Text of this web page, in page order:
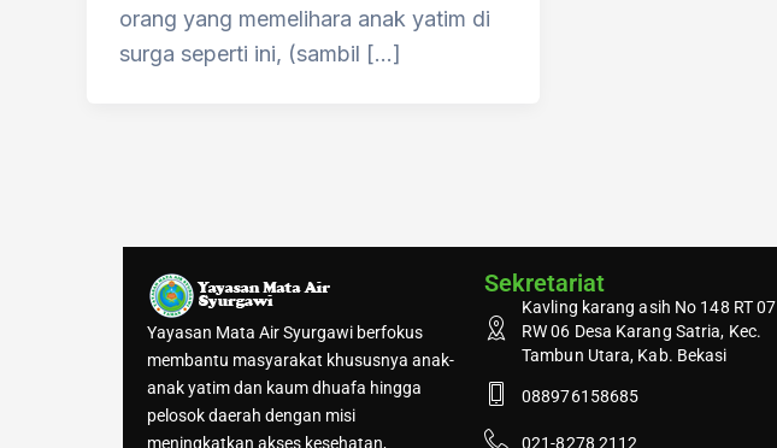
orang yang memelihara anak yatim di
surga seperti ini, (sambil […]
Yayasan Mata Air Syurgawi berfokus
membantu masyarakat khususnya anak-
anak yatim dan kaum dhuafa hingga
pelosok daerah dengan misi
meningkatkan akses kesehatan,
Sekretariat
Kavling karang asih No 148 RT 07
RW 06 Desa Karang Satria, Kec.
Tambun Utara, Kab. Bekasi
088976158685
021-8278 2112